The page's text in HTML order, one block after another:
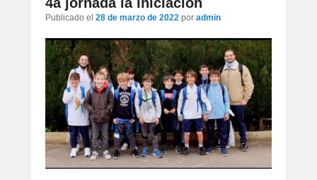
los
4a jornada la iniciación
Publicado el 28 de marzo de 2022 por admin